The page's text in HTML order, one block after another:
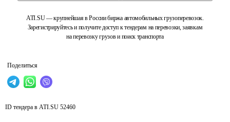
ATI.SU — крупнейшая в России биржа автомобильных грузоперевозок.
Зарегистрируйтесь и получите доступ к тендерам на перевозки, заявкам
на перевозку грузов и поиск транспорта
Поделиться
ID тендера в ATI.SU 52460